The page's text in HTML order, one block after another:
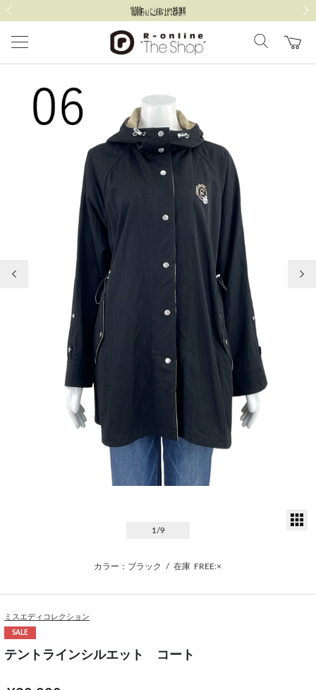
1 /9
カラー：ブラック / 在庫 FREE:×
ミスエディコレクション
SALE
テントラインシルエット コート